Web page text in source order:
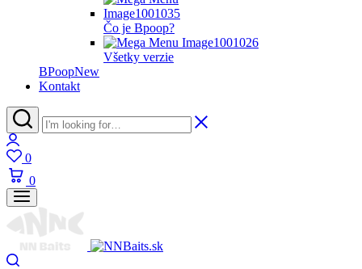
Čo je Bpoop?
Všetky verzie
BPoopNew
Kontakt
0
0